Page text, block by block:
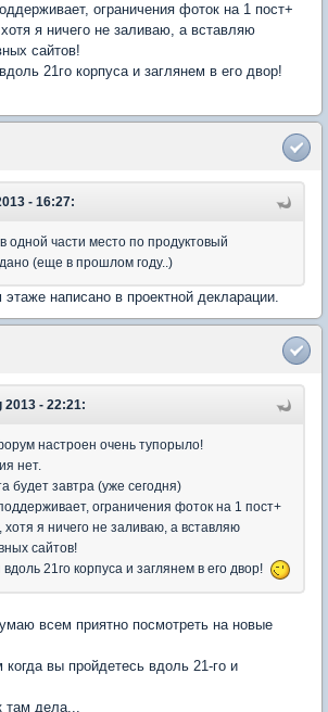
ограничения фоток на 1 пост+
я ничего не заливаю, а вставляю
сайтов!
21го корпуса и заглянем в его двор!
- 16:27:
одной части место по продуктовый
(еще в прошлом году..)
написано в проектной декларации.
2013 - 22:21:
настроен очень тупорыло!
нет.
будет завтра (уже сегодня)
ограничения фоток на 1 пост+
хотя я ничего не заливаю, а вставляю
сайтов!
21го корпуса и заглянем в его двор!
всем приятно посмотреть на новые
вы пройдетесь вдоль 21-го и
там дела...